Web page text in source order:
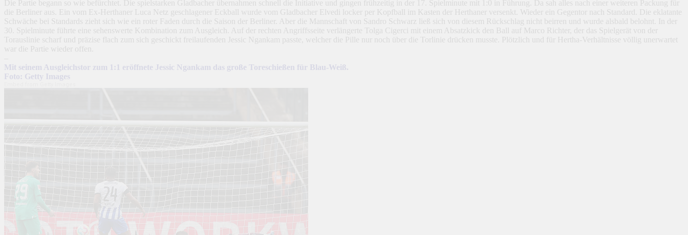
Die Partie begann so wie befürchtet. Die spielstarken Gladbacher übernahmen schnell die Initiative und gingen frühzeitig in der 17. Spielminute mit 1:0 in Führung. Da sah alles nach einer weiteren Packung für
die Berliner aus. Ein vom Ex-Herthaner Luca Netz geschlagener Eckball wurde vom Gladbacher Elvedi locker per Kopfball im Kasten der Herthaner versenkt. Wieder ein Gegentor nach Standard. Die eklatante
Schwäche bei Standards zieht sich wie ein roter Faden durch die Saison der Berliner. Aber die Mannschaft von Sandro Schwarz ließ sich von diesem Rückschlag nicht beirren und wurde alsbald belohnt. In der
30. Spielminute führte eine sehenswerte Kombination zum Ausgleich. Auf der rechten Angriffsseite verlängerte Tolga Cigerci mit einem Absatzkick den Ball auf Marco Richter, der das Spielgerät von der
Torauslinie scharf und präzise flach zum sich geschickt freilaufenden Jessic Ngankam passte, welcher die Pille nur noch über die Torlinie drücken musste. Plötzlich und für Hertha-Verhältnisse völlig unerwartet
war die Partie wieder offen.
Mit seinem Ausgleichstor zum 1:1 eröffnete Jessic Ngankam das große Toreschießen für Blau-Weiß.
Foto: Getty Images